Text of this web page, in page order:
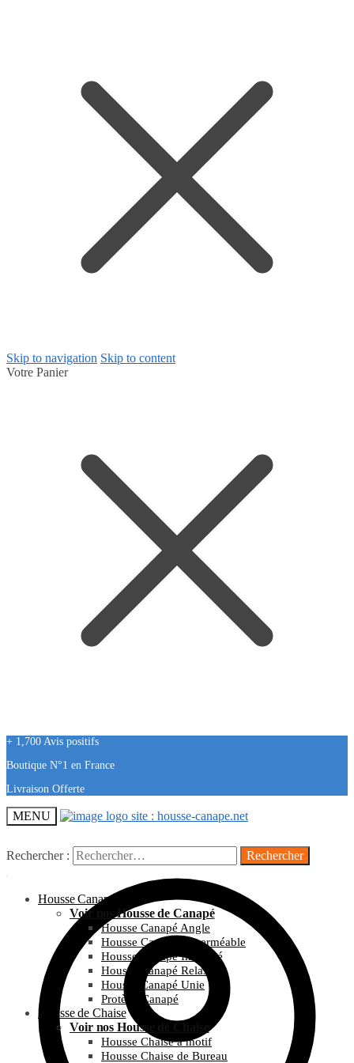
Skip to navigation Skip to content
Votre Panier
+ 1,700 Avis positifs
Boutique N°1 en France
Livraison Offerte
MENU
Rechercher :
Housse Canapé
Voir nos Housse de Canapé
Housse Canapé Angle
Housse Canapé Imperméable
Housse Canapé Imprimé
Housse Canapé Relax
Housse Canapé Unie
Protège Canapé
Housse de Chaise
Voir nos Housse de Chaise
Housse Chaise à motif
Housse Chaise de Bureau